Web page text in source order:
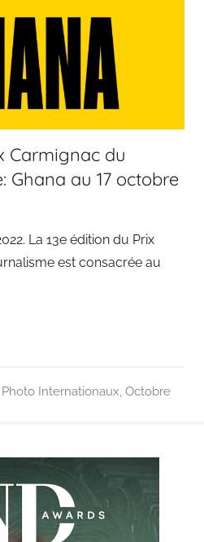
Carmignac du
Ghana au 17 octobre
La 13e édition du Prix
est consacrée au
Internationaux, Octobre